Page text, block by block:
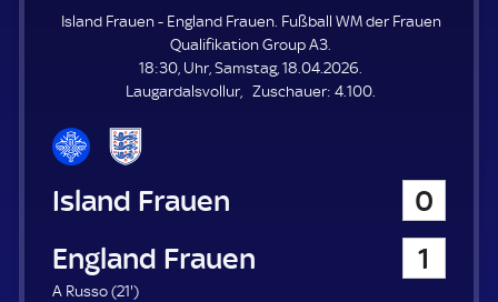
E
E
N
D
E
Island Frauen - England Frauen. Fußball WM der Frauen
Qualifikation Group A3.
18:30, Uhr, Samstag, 18.04.2026.
Laugardalsvollur
Zuschauer: Z
4.100.
Island Frauen
0
England Frauen
1
A Russo (21'2
)